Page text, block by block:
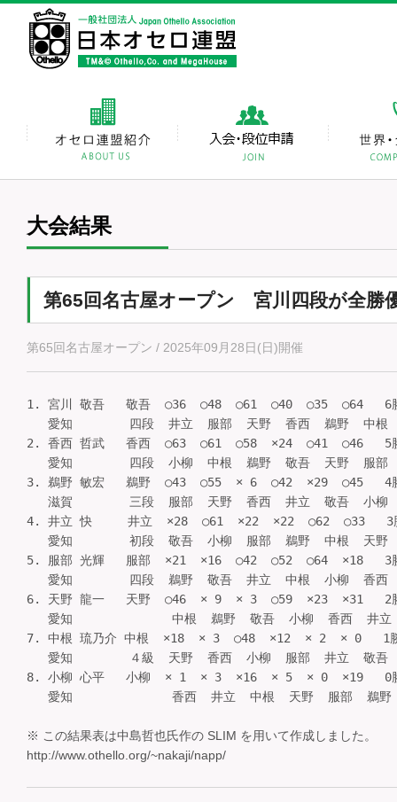
大会結果
第65回名古屋オープン 宮川四段が全勝
第65回名古屋オープン / 2025年09月28日(日)開催
1. 宮川 敬吾   敬吾  ○36  ○48  ○61  ○40  ○35  ○64   6
愛知        四段  井立  服部  天野  香西  鵜野  中
2. 香西 哲武   香西  ○63  ○61  ○58  ×24  ○41  ○46   5
愛知        四段  小柳  中根  鵜野  敬吾  天野  服
3. 鵜野 敏宏   鵜野  ○43  ○55  × 6  ○42  ×29  ○45   4
滋賀        三段  服部  天野  香西  井立  敬吾  小
4. 井立 快     井立  ×28  ○61  ×22  ×22  ○62  ○33   3
愛知        初段  敬吾  小柳  服部  鵜野  中根  天
5. 服部 光輝   服部  ×21  ×16  ○42  ○52  ○64  ×18   3
愛知        四段  鵜野  敬吾  井立  中根  小柳  香
6. 天野 龍一   天野  ○46  × 9  × 3  ○59  ×23  ×31   2
愛知              中根  鵜野  敬吾  小柳  香西  井
7. 中根 琉乃介 中根  ×18  × 3  ○48  ×12  × 2  × 0   1
愛知        ４級  天野  香西  小柳  服部  井立  敬
8. 小柳 心平   小柳  × 1  × 3  ×16  × 5  × 0  ×19   0
愛知              香西  井立  中根  天野  服部  鵜
※ この結果表は中島哲也氏作の SLIM を用いて作成しました。
http://www.othello.org/~nakaji/napp/